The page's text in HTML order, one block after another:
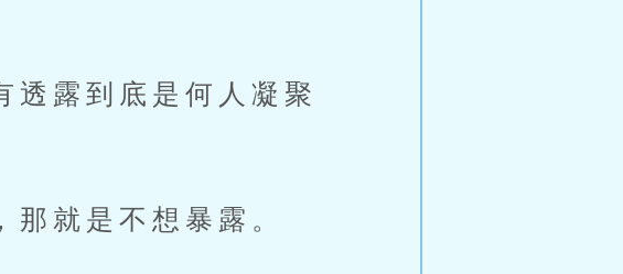
露到底是何人凝聚
就是不想暴露。